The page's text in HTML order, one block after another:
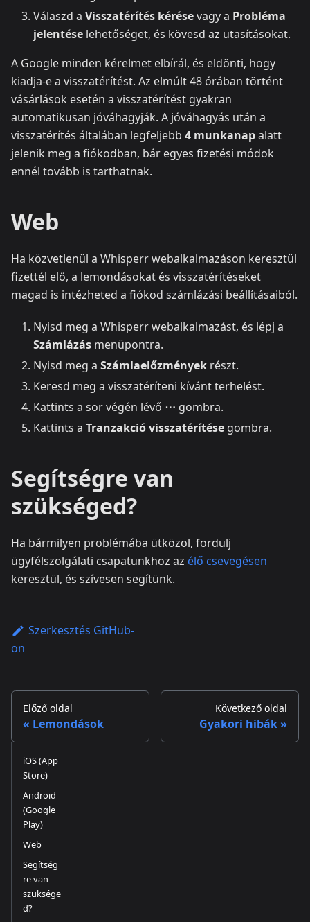
Válaszd a Visszatérítés kérésevagy a Probléma
jelentése lehetőséget, és kövesd az utasításokat.
A Google minden kérelmet elbírál, és eldönti, hogy
kiadja-e a visszatérítést. Az elmúlt 48 órában történt
vásárlások esetén a visszatérítést gyakran
automatikusan jóváhagyják. A jóváhagyás után a
visszatérítés általában legfeljebb 4 munkanapalatt
jelenik meg a fiókodban, bár egyes fizetési módok
ennél tovább is tarthatnak.
Web
Ha közvetlenül a Whisperr webalkalmazáson keresztül
fizettél elő, a lemondásokat és visszatérítéseket
magad is intézheted a fiókod számlázási beállításaiból.
Nyisd meg a Whisperr webalkalmazást, és lépj a
Számlázás menüpontra.
Nyisd meg a Számlaelőzmények részt.
Keresd meg a visszatéríteni kívánt terhelést.
Kattints a sor végén lévő ⋯ gombra.
Kattints a Tranzakció visszatérítése gombra.
Segítségre van
szükséged?
Ha bármilyen problémába ütközöl, fordulj
ügyfélszolgálati csapatunkhoz az élő csevegésen
keresztül, és szívesen segítünk.
Szerkesztés GitHub-
on
Előző oldal
Lemondások
Következő oldal
Gyakori hibák
iOS (App
Store)
Android
(Google
Play)
Web
Segítség
re van
szüksége
d?